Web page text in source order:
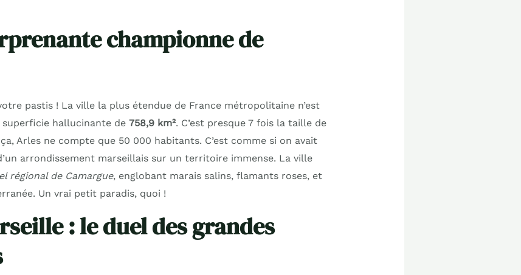
championne de
pastis ! La ville la plus étendue de France métropolitaine n’est
superficie hallucinante de 758,9 km². C’est presque 7 fois la taille de
Arles ne compte que 50 000 habitants. C’est comme si on avait
arrondissement marseillais sur un territoire immense. La ville
régional de Camargue, englobant marais salins, flamants roses, et
Un vrai petit paradis, quoi !
: le duel des grandes